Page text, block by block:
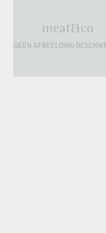
meat&co
GEEN AFBEELDING